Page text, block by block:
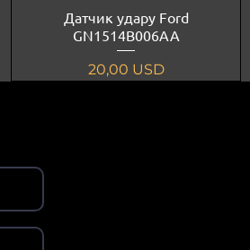
Датчик удару Ford
GN1514B006AA
Ціна
20,00 USD